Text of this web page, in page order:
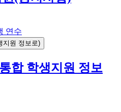
연수
지원 정보로)
합 학생지원 정보